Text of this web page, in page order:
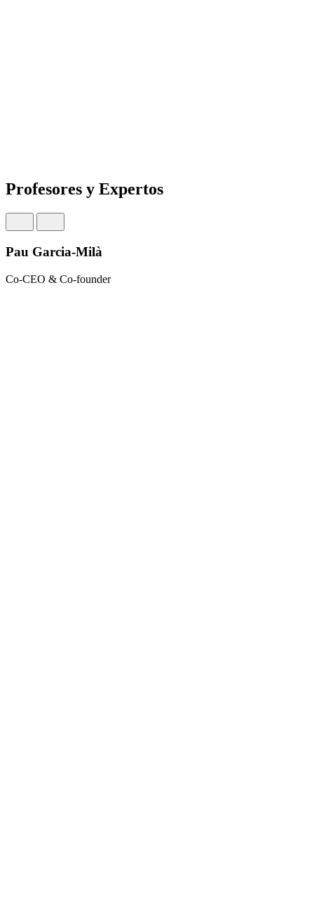
Profesores y Expertos
Pau Garcia-Milà
Co-CEO & Co-founder